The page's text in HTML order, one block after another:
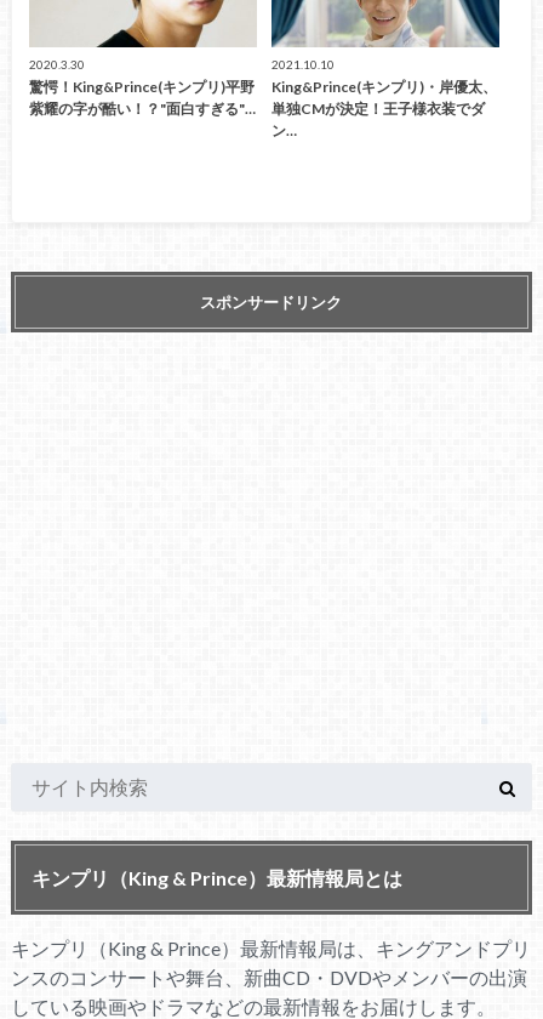
2020.3.30
驚愕！King&Prince(キンプリ)平野
紫耀の字が酷い！？"面白すぎる"…
2021.10.10
King&Prince(キンプリ)・岸優太、
単独CMが決定！王子様衣装でダ
ン…
スポンサードリンク
キンプリ（King & Prince）最新情報局とは
キンプリ（King & Prince）最新情報局は、キングアンドプリ
ンスのコンサートや舞台、新曲CD・DVDやメンバーの出演
している映画やドラマなどの最新情報をお届けします。